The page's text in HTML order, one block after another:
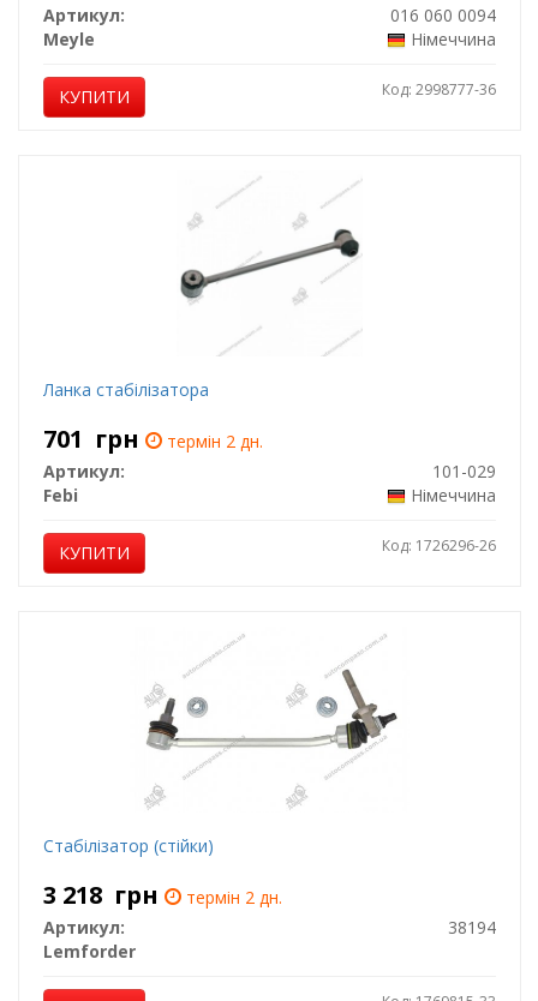
Артикул:
016 060 0094
Meyle
Німеччина
КУПИТИ Код: 2998777-36
Ланка стабілізатора
701 грн
термін 2 дн.
Артикул:
101-029
Febi
Німеччина
КУПИТИ Код: 1726296-26
Стабілізатор (стійки)
3 218 грн
термін 2 дн.
Артикул:
38194
Lemforder